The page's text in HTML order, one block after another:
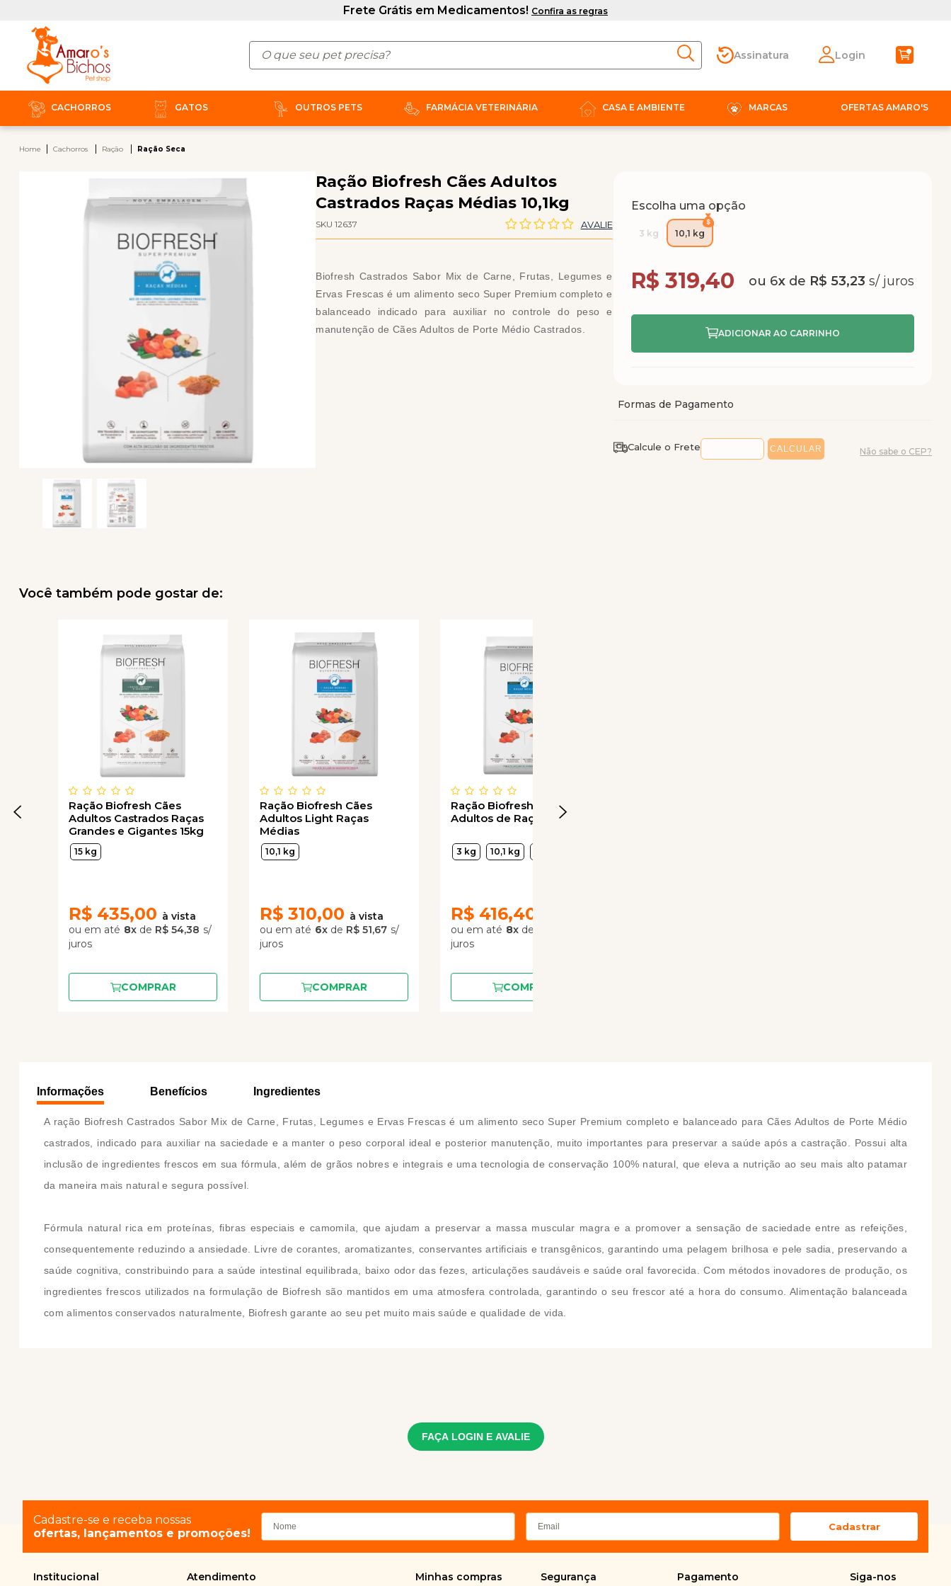
Assinatura Login
CACHORROS GATOS OUTROS PETS FARMÁCIA VETERINÁRIA CASA E AMBIENTE MARCAS OFERTAS AMARO'S
Home Cachorros Ração Ração Seca
Ração Biofresh Cães Adultos
Castrados Raças Médias 10,1kg
SKU 12637 AVALIE
Biofresh Castrados Sabor Mix de Carne, Frutas, Legumes e
Ervas Frescas é um alimento seco Super Premium completo e
balanceado indicado para auxiliar no controle do peso e
manutenção de Cães Adultos de Porte Médio Castrados.
Você também pode gostar de:
Ração Biofresh Cães
Adultos Castrados Raças
Grandes e Gigantes 15kg
15 kg
R$ 435,00
8x de R$ 54,38
COMPRAR
Ração Biofresh Cães
Adultos Light Raças
Médias
10,1 kg
R$ 310,00
6x de R$ 51,67
COMPRAR
Ração Biofresh para Cães
Adultos de Raças Médias
3 kg 10,1 kg
R$ 416,40
8x de
COMPRAR
Escolha uma opção
3 kg 10,1 kg
R$ 319,40 6x de R$ 53,23
Calcule o Frete Não sabe o CEP?
Informações Benefícios Ingredientes
A ração Biofresh Castrados Sabor Mix de Carne, Frutas, Legumes e Ervas Frescas é um alimento seco Super Premium completo e balanceado para Cães Adultos de Porte Médio
castrados, indicado para auxiliar na saciedade e a manter o peso corporal ideal e posterior manutenção, muito importantes para preservar a saúde após a castração. Possui alta
inclusão de ingredientes frescos em sua fórmula, além de grãos nobres e integrais e uma tecnologia de conservação 100% natural, que eleva a nutrição ao seu mais alto patamar
da maneira mais natural e segura possível.
Fórmula natural rica em proteínas, fibras especiais e camomila, que ajudam a preservar a massa muscular magra e a promover a sensação de saciedade entre as refeições,
consequentemente reduzindo a ansiedade. Livre de corantes, aromatizantes, conservantes artificiais e transgênicos, garantindo uma pelagem brilhosa e pele sadia, preservando a
saúde cognitiva, constribuindo para a saúde intestinal equilibrada, baixo odor das fezes, articulações saudáveis e saúde oral favorecida. Com métodos inovadores de produção, os
ingredientes frescos utilizados na formulação de Biofresh são mantidos em uma atmosfera controlada, garantindo o seu frescor até a hora do consumo. Alimentação balanceada
com alimentos conservados naturalmente, Biofresh garante ao seu pet muito mais saúde e qualidade de vida.
FAÇA LOGIN E AVALIE
Cadastre-se e receba nossas
ofertas, lançamentos e promoções!
Institucional Atendimento Minhas compras Segurança Pagamento Siga-nos